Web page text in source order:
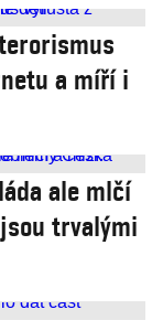
a míří i
ale mlčí
trvalými